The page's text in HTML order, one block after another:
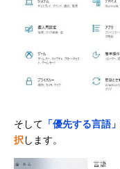
そして 「優先する言語」
択 します。